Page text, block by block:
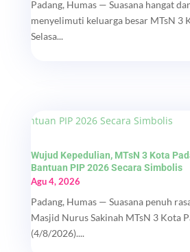
Padang, Humas — Suasana hangat
menyelimuti keluarga besar MTsN 3
Selasa...
Wujud Kepedulian, MTsN 3 Kota
Bantuan PIP 2026 Secara Simbolis
Agu 4, 2026
Padang, Humas — Suasana penuh
Masjid Nurus Sakinah MTsN 3 Kota
(4/8/2026)....